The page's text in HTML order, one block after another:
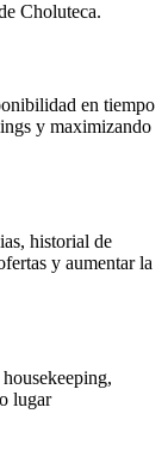
Choluteca.
en tiempo
y maximizando
historial de
y aumentar la
lugar